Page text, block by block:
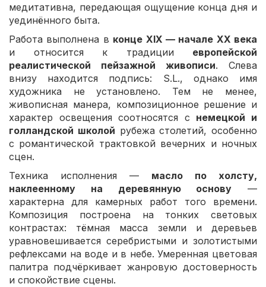
медитативна, передающая ощущение конца дня и
уединённого быта.
Работа выполнена в конце XIX — начале XX века
и относится к традиции европейской
реалистической пейзажной живописи. Слева
внизу находится подпись: S.L., однако имя
художника не установлено. Тем не менее,
живописная манера, композиционное решение и
характер освещения соотносятся с немецкой и
голландской школой рубежа столетий, особенно
с романтической трактовкой вечерних и ночных
сцен.
Техника исполнения — масло по холсту,
наклеенному на деревянную основу —
характерна для камерных работ того времени.
Композиция построена на тонких световых
контрастах: тёмная масса земли и деревьев
уравновешивается серебристыми и золотистыми
рефлексами на воде и в небе. Умеренная цветовая
палитра подчёркивает жанровую достоверность
и спокойствие сцены.